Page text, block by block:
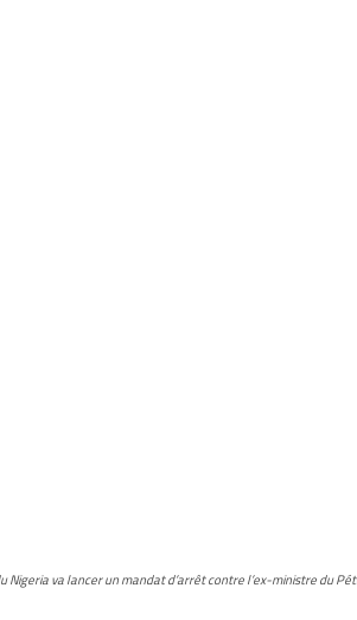
Nigeria va lancer un mandat d’arrêt contre l’ex-ministre du